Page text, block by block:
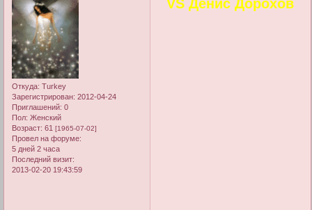
Откуда: Turkey
Зарегистрирован: 2012-04-24
Приглашений: 0
Пол: Женский
Возраст: 61 [1965-07-02]
Провел на форуме:
5 дней 2 часа
Последний визит:
2013-02-20 19:43:59
VS Денис Дорохов